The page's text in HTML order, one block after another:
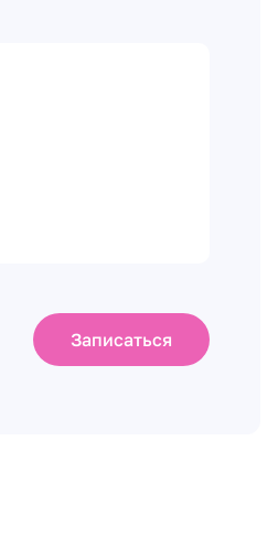
Записаться